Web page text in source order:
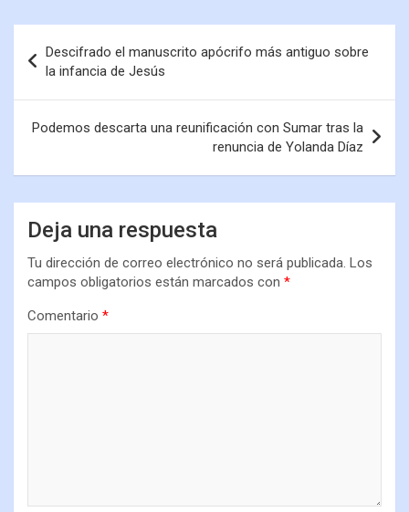
Descifrado el manuscrito apócrifo más antiguo sobre
la infancia de Jesús
Podemos descarta una reunificación con Sumar tras la
renuncia de Yolanda Díaz
Deja una respuesta
Tu dirección de correo electrónico no será publicada. Los
campos obligatorios están marcados con *
Comentario *